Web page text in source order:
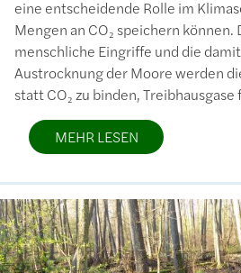
eine entscheidende Rolle im
Mengen an CO₂ speichern können.
menschliche Eingriffe und die
Austrocknung der Moore werden
statt CO₂ zu binden,
MEHR LESEN
Bild